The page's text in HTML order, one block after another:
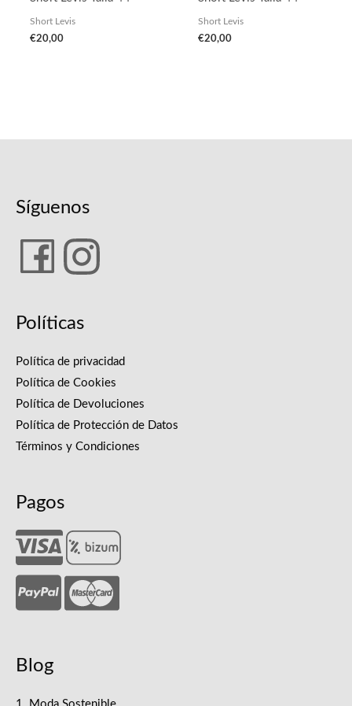
Short Levis
€20,00
Short Levis
€20,00
Síguenos
Políticas
Política de privacidad
Política de Cookies
Política de Devoluciones
Política de Protección de Datos
Términos y Condiciones
Pagos
Blog